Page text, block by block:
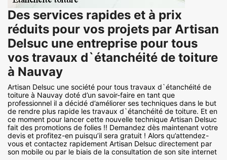
Des services rapides et à prix
réduits pour vos projets par Artisan
Delsuc une entreprise pour tous
vos travaux d`étanchéité de toiture
à Nauvay
Artisan Delsuc une société pour tous travaux d`étanchéité de
toiture à Nauvay doté d’un savoir-faire en tant que
professionnel il a décidé d’améliorer ses techniques dans le but
de rendre plus rapide les travaux d`étanchéité de toiture. Et en
ce moment pour lancer cette nouvelle technique Artisan Delsuc
fait des promotions de folies !! Demandez dès maintenant votre
devis et profitez-en puisqu’il sera gratuit ! Alors qu’attendez-
vous et contactez rapidement Artisan Delsuc directement par
son mobile ou par le biais de la consultation de son site internet